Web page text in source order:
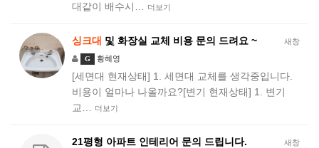
대같이 배수시…
더보기
새창
싱크대 및 화장실 교체 비용 문의 드려요 ~
G 황혜영
[세면대 현재상태] 1. 세면대 교체를 생각중입니다.
비용이 얼마나 나올까요?[변기 현재상태] 1. 변기
교…
더보기
새창
21평형 아파트 인테리어 문의 드립니다.